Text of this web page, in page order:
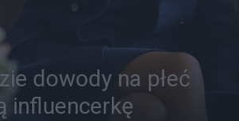
dowody na płeć
influencerkę